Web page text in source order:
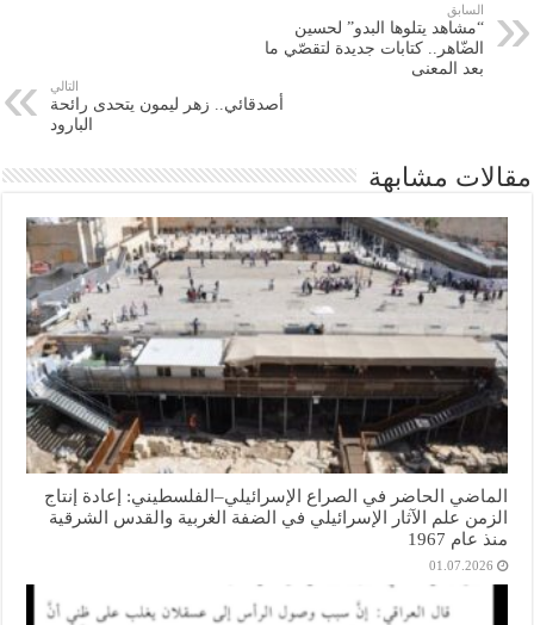
السابق
“مشاهد يتلوها البدو” لحسين
الضّاهر.. كتابات جديدة لتقصّي ما
بعد المعنى
التالي
أصدقائي.. زهر ليمون يتحدى رائحة
البارود
مقالات مشابهة
الماضي الحاضر في الصراع الإسرائيلي–الفلسطيني: إعادة إنتاج
الزمن علم الآثار الإسرائيلي في الضفة الغربية والقدس الشرقية
منذ عام 1967
01.07.2026